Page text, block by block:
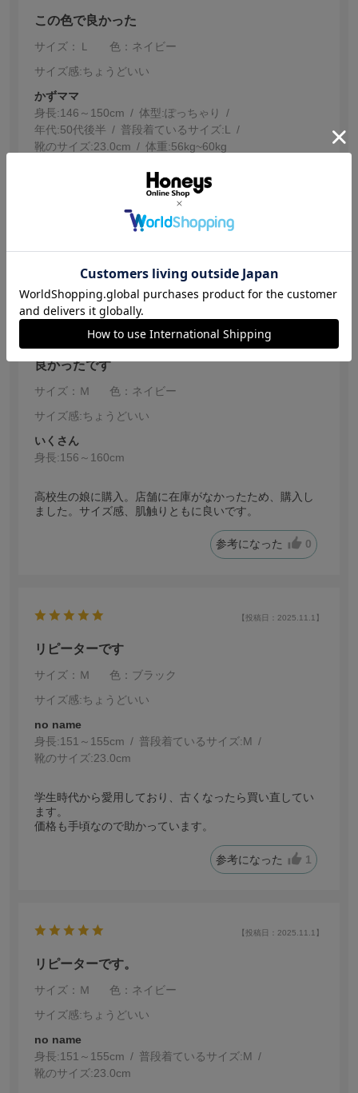
この色で良かった
サイズ：Ｌ
色：ネイビー
サイズ感:ちょうどいい
かずママ
身長:146～150cm 体型:ぽっちゃり
年代:50代後半 普段着ているサイズ:L
靴のサイズ:23.0cm 体重:56kg~60kg
思ってたより生地が柔らかくて、何度か着たら伸びそう
かな〜と思いました。実際はまだ、どうかはわかりませ
【投稿日：2026.1.6】
良かったです
サイズ：Ｍ
色：ネイビー
サイズ感:ちょうどいい
いくさん
身長:156～160cm
高校生の娘に購入。店舗に在庫がなかったため、購入し
ました。サイズ感、肌触りともに良いです。
参考になった 0
【投稿日：2025.11.1】
リピーターです
サイズ：Ｍ
色：ブラック
サイズ感:ちょうどいい
no name
身長:151～155cm 普段着ているサイズ:M
靴のサイズ:23.0cm
学生時代から愛用しており、古くなったら買い直してい
ます。
価格も手頃なので助かっています。
参考になった 1
【投稿日：2025.11.1】
リピーターです。
サイズ：Ｍ
色：ネイビー
サイズ感:ちょうどいい
no name
身長:151～155cm 普段着ているサイズ:M
靴のサイズ:23.0cm